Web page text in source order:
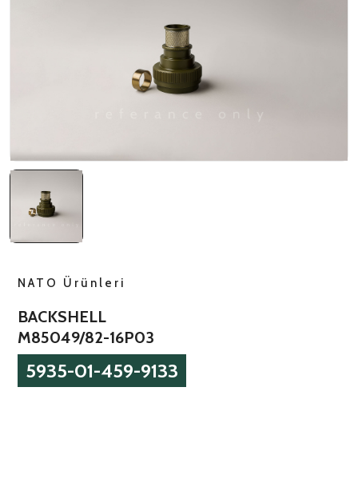
NATO Ürünleri
BACKSHELL
M85049/82-16P03
5935-01-459-9133